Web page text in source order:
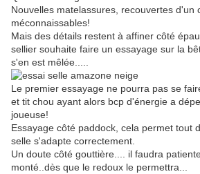
Nouvelles matelassures, recouvertes d'un
méconnaissables!
Mais des détails restent à affiner côté
sellier souhaite faire un essayage sur la
s'en est mêlée.....
Le premier essayage ne pourra pas se
et tit chou ayant alors bcp d'énergie a
joueuse!
Essayage côté paddock, cela permet tout
selle s'adapte correctement.
Un doute côté gouttière.... il faudra
monté..dès que le redoux le permettra...